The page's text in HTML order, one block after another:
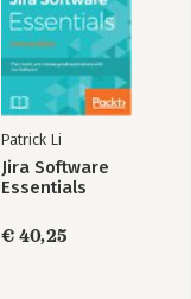
Patrick Li
Jira Software
Essentials
€ 40,25